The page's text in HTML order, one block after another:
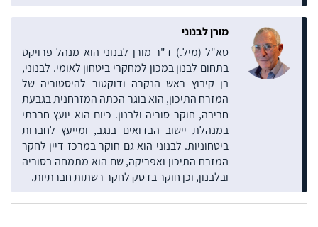
מורן לבנוני
סא"ל (מיל.) ד"ר מורן לבנוני הוא מנהל פרויקט
בתחום לבנון במכון למחקרי ביטחון לאומי. לבנוני,
בן קיבוץ ראש הנקרה ודוקטור להיסטוריה של
המזרח התיכון, הוא בוגר הכתה המזרחנית בגבעת
חביבה, חוקר סוריה ולבנון. כיום הוא יועץ חברתי
במנהלת יישוב הבדואים בנגב, ומייעץ לחברות
ביטחוניות. לבנוני הוא גם חוקר במרכז דיין לחקר
המזרח התיכון ואפריקה, שם הוא מתמחה בסוריה
ובלבנון, וכן חוקר בדסק לחקר רשתות חברתיות.